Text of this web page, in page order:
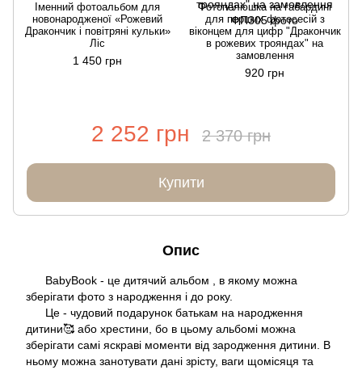
Іменний фотоальбом для
новонародженої «Рожевий
Дракончик і повітряні кульки»
Ліс
1 450 грн
Фотопелюшка на габардині
для перших фотосесій з
віконцем для цифр "Дракончик
в рожевих трояндах" на
замовлення
920 грн
2 252 грн 2 370 грн
Купити
Опис
BabyBook - це дитячий альбом , в якому можна
зберігати фото з народження і до року.
Це - чудовий подарунок батькам на народження
дитини🥰 або хрестини, бо в цьому альбомі можна
зберігати самі яскраві моменти від зародження дитини. В
ньому можна занотувати дані зрісту, ваги щомісяця та